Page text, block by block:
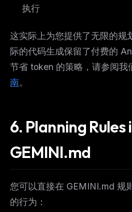
执行
这实际上为您提供了无限的规
际的代码生成保留了付费的
节省 token 的策略，请参阅我
南。
6. Planning Rules
GEMINI.md
您可以直接在 GEMINI.md 规
的行为：
Email address
Get the weekly
No spam. Unsubscribe